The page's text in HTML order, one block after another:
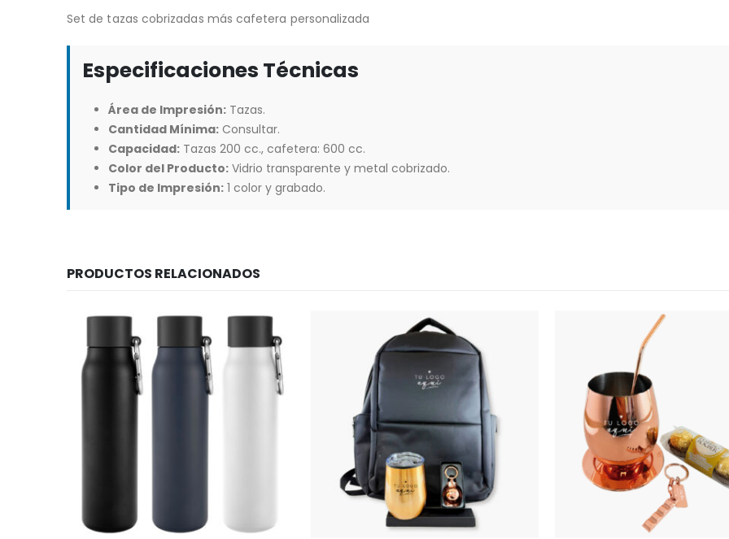
Set de tazas cobrizadas más cafetera personalizada
Especificaciones Técnicas
Área de Impresión: Tazas.
Cantidad Mínima: Consultar.
Capacidad: Tazas 200 cc., cafetera: 600 cc.
Color del Producto: Vidrio transparente y metal cobrizado.
Tipo de Impresión: 1 color y grabado.
PRODUCTOS RELACIONADOS